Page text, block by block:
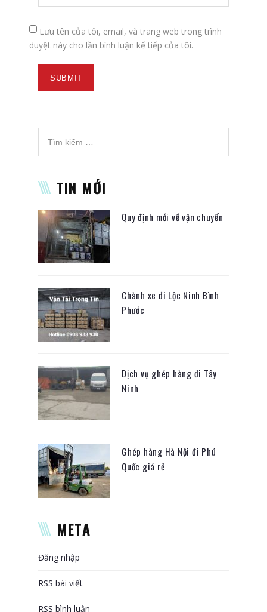
Lưu tên của tôi, email, và trang web trong trình
duyệt này cho lần bình luận kế tiếp của tôi.
TIN MỚI
Quy định mới về vận chuyển
Chành xe đi Lộc Ninh Bình
Phước
Dịch vụ ghép hàng đi Tây
Ninh
Ghép hàng Hà Nội đi Phú
Quốc giá rẻ
META
Đăng nhập
RSS bài viết
RSS bình luận